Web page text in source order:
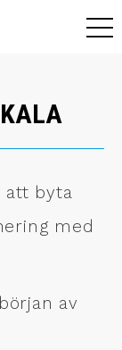
att byta
med
av